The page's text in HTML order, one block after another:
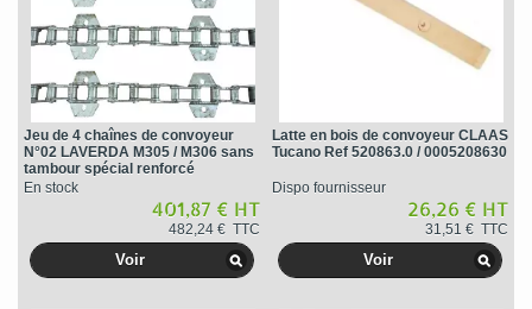
Jeu de 4 chaînes de convoyeur
N°02 LAVERDA M305 / M306 sans
tambour spécial renforcé
En stock
401,87 € HT
482,24 € TTC
Voir
Latte en bois de convoyeur CLAAS
Tucano Ref 520863.0 / 0005208630
Dispo fournisseur
26,26 € HT
31,51 € TTC
Voir